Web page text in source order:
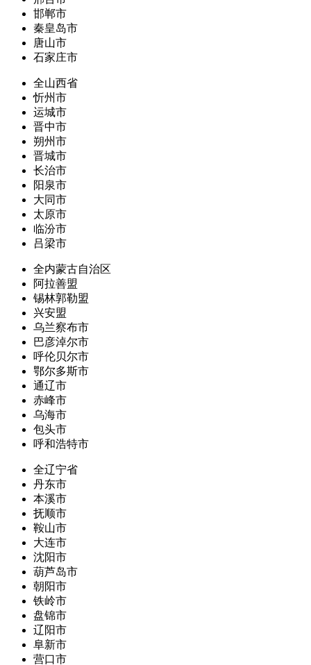
邯郸市
秦皇岛市
唐山市
石家庄市
全山西省
忻州市
运城市
晋中市
朔州市
晋城市
长治市
阳泉市
大同市
太原市
临汾市
吕梁市
全内蒙古自治区
阿拉善盟
锡林郭勒盟
兴安盟
乌兰察布市
巴彦淖尔市
呼伦贝尔市
鄂尔多斯市
通辽市
赤峰市
乌海市
包头市
呼和浩特市
全辽宁省
丹东市
本溪市
抚顺市
鞍山市
大连市
沈阳市
葫芦岛市
朝阳市
铁岭市
盘锦市
辽阳市
阜新市
营口市